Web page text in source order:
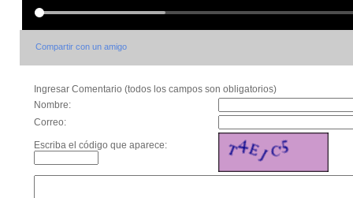
Compartir con un amigo
Ingresar Comentario (todos los campos son obligatorios)
Nombre:
Correo:
Escriba el código que aparece: